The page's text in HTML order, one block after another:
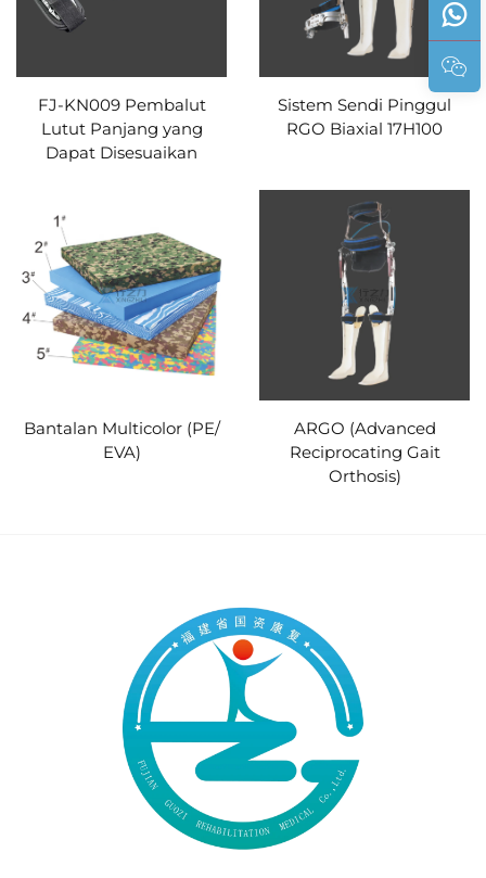
FJ-KN009 Pembalut
Lutut Panjang yang
Dapat Disesuaikan
Sistem Sendi Pinggul
RGO Biaxial 17H100
Bantalan Multicolor (PE/
EVA)
ARGO (Advanced
Reciprocating Gait
Orthosis)